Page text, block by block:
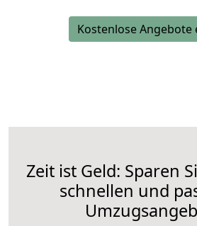
Kostenlose Angebote
Zeit ist Geld: Sparen
schnellen und